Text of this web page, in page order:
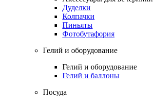
Дуделки
Колпачки
Пиньяты
Фотобутафория
Гелий и оборудование
Гелий и оборудование
Гелий и баллоны
Посуда